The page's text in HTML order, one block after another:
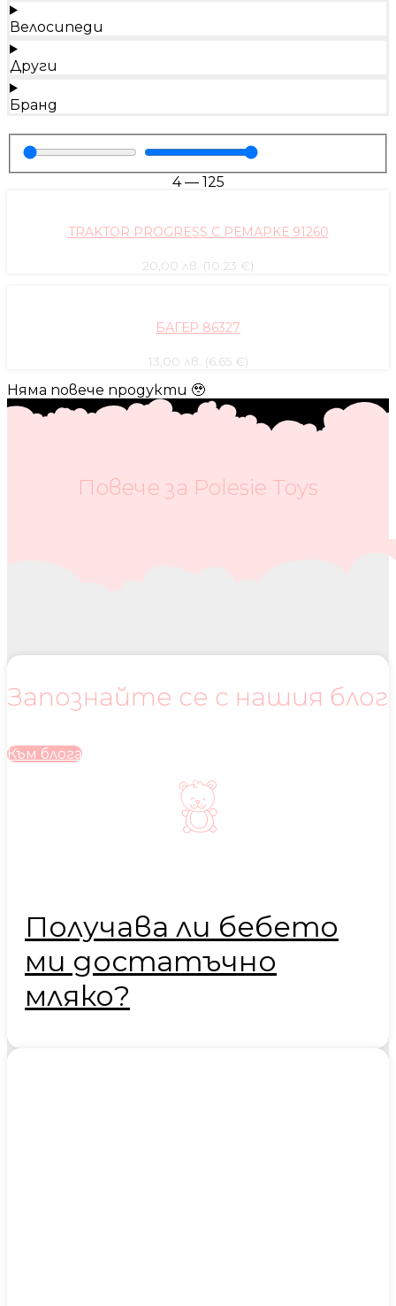
Велосипеди
Други
Бранд
4— 125
TRAKTOR PROGRESS С РЕМАРКЕ 91260
20,00 лв. (10.23 €)
БАГЕР 86327
13,00 лв. (6.65 €)
Няма повече продукти 🥹
Повече за Polesie Toys
Запознайте се с нашия блог
Към блога
Получава ли бебето
ми достатъчно
мляко?